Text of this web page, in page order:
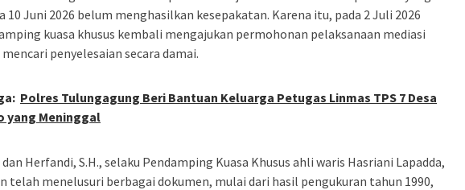
10 Juni 2026 belum menghasilkan kesepakatan. Karena itu, pada 2 Juli 2026
kuasa khusus kembali mengajukan permohonan pelaksanaan mediasi
mencari penyelesaian secara damai.
Polres Tulungagung Beri Bantuan Keluarga Petugas Linmas TPS 7 Desa
yang Meninggal
dan Herfandi, S.H., selaku Pendamping Kuasa Khusus ahli waris Hasriani Lapadda,
telah menelusuri berbagai dokumen, mulai dari hasil pengukuran tahun 1990,